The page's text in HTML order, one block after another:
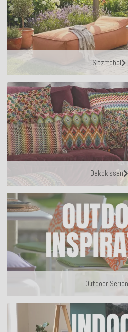
Sitzmöbel
Dekokissen
Outdoor Serien